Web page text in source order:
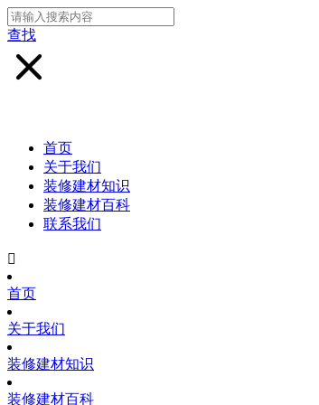
查找
首页
关于我们
装修建材知识
装修建材百科
联系我们

首页
关于我们
装修建材知识
装修建材百科